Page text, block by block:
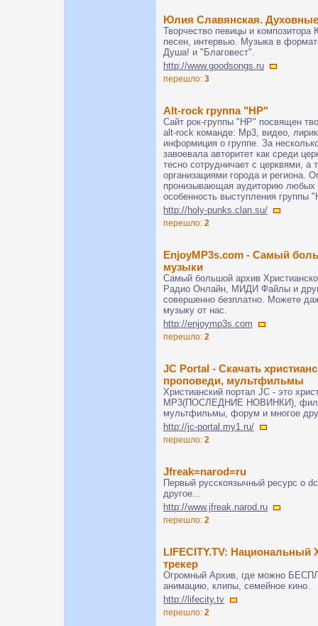
Юлия Славянская.
Творчество певицы и
песен, интервью. Музыка в
Душа! и "Благовест".
http://www.goodsongs.ru
перешло: 3
Alt-rock группа "HP"
Сайт рок-группы "HP" посвящен
alt-rock команде: Mp3, видео,
информиция о группе. За
завоевала авторитет как среди
тесно сотрудничает с церквями,
организациями города и региона.
пронизывающая аудиторию любых
особенность выступления группы
http://holy-punks.clan.su/
перешло: 2
EnjoyMP3s.com - Самый
музыки
Самый большой архив
Радио Онлайн, МИДИ Файлы и
совершенно безплатно. Можете
музыку от нас.
http://enjoymp3s.com
перешло: 2
JC Portal - Скачать
проповеди, мультфильмы
Христианский портал JC - это
MP3(ПОСЛЕДНИЕ НОВИНКИ),
мультфильмы, форум и многое
http://jc-portal.my1.ru/
перешло: 2
Jfreak=narod=ru
Первый русскоязычный ресурс о
другое...
http://www.jfreak.narod.ru
перешло: 2
LIFECITY.TV: Национальный
трекер
Огромный Архив, где можно
анимацию, клипы, семейное кино.
http://lifecity.tv
перешло: 2